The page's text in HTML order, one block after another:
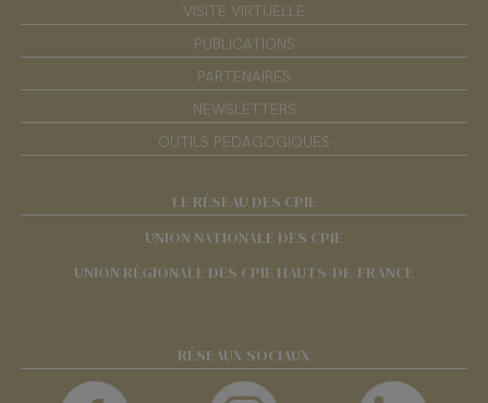
VISITE VIRTUELLE
PUBLICATIONS
PARTENAIRES
NEWSLETTERS
OUTILS PÉDAGOGIQUES
LE RÉSEAU DES CPIE
UNION NATIONALE DES CPIE
UNION RÉGIONALE DES CPIE HAUTS-DE-FRANCE
RÉSEAUX SOCIAUX